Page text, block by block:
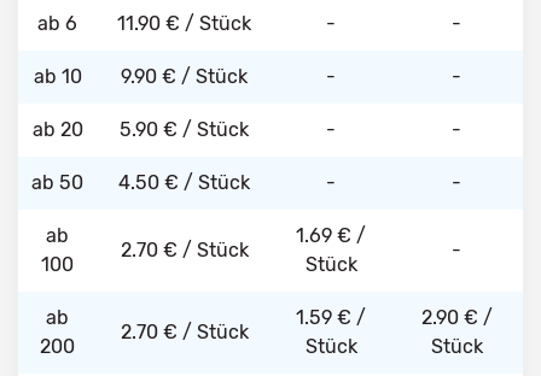
ab 6 11.90 € / Stück - -
ab 10 9.90 € / Stück - -
ab 20 5.90 € / Stück - -
ab 50 4.50 € / Stück - -
ab
100
2.70 € / Stück
1.69 € /
Stück
-
ab
200
2.70 € / Stück
1.59 € /
Stück
2.90 € /
Stück